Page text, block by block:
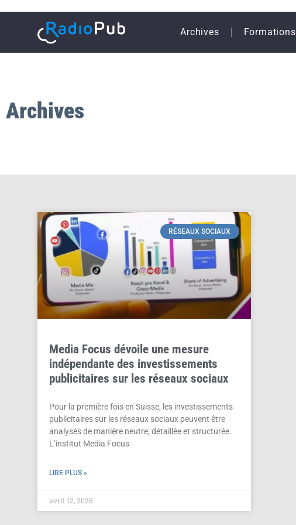
Archives Formations
Archives
RÉSEAUX SOCIAUX
Media Focus dévoile une mesure
indépendante des investissements
publicitaires sur les réseaux sociaux
Pour la première fois en Suisse, les investissements
publicitaires sur les réseaux sociaux peuvent être
analysés de manière neutre, détaillée et structurée.
L’institut Media Focus
LIRE PLUS »
avril 12, 2025